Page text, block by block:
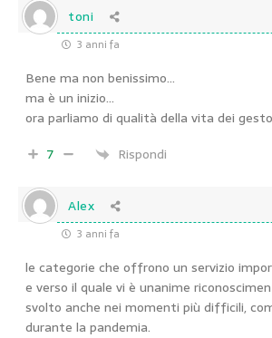
toni
3 anni fa
Bene ma non benissimo…
ma è un inizio…
ora parliamo di qualità della vita dei
7
Rispondi
Alex
3 anni fa
le categorie che offrono un servizio
e verso il quale vi è unanime
svolto anche nei momenti più difficili,
durante la pandemia.